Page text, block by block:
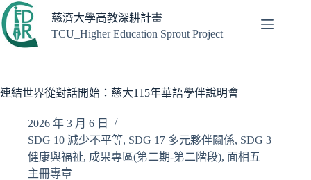
跳
至
主
容
慈濟大學高教深耕計畫
TCU_Higher Education Sprout Project
連結世界從對話開始：慈大115年華語學伴說明會
2026 年 3 月 6 日
SDG 10 減少不平等, SDG 17 多元夥伴關係, SDG 3
健康與福祉, 成果專區(第二期-第二階段), 面相五
主冊專章